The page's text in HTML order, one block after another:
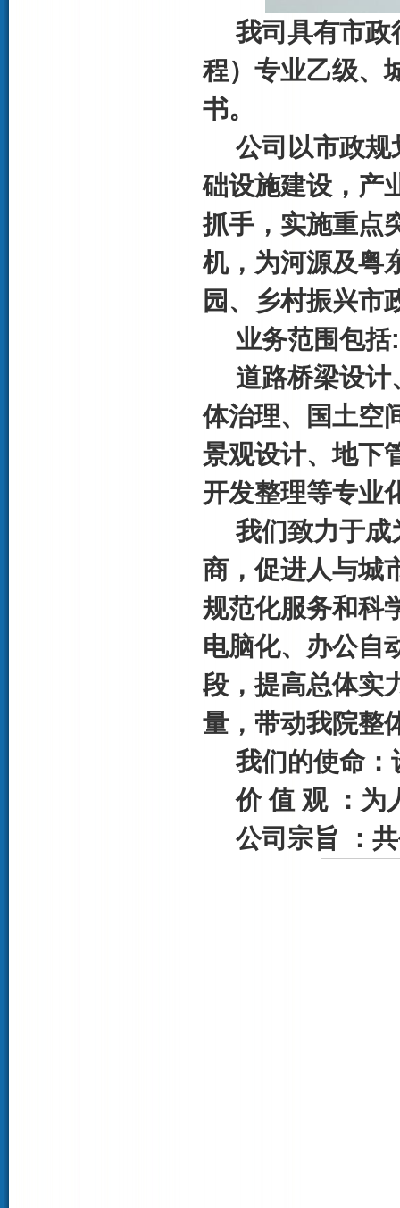
我司具有市
程）专业乙级、
书。
公司以市政
础设施建设，产
抓手，实施重点
机，为河源及粤
园、乡村振兴市
业务范围包括:
道路桥梁设
体治理、国土空
景观设计、地下
开发整理等专业
我们致力于
商，促进人与城
规范化服务和科
电脑化、办公自
段，提高总体实
量，带动我院整
我们的使命
价 值 观 ：为
公司宗旨 ：